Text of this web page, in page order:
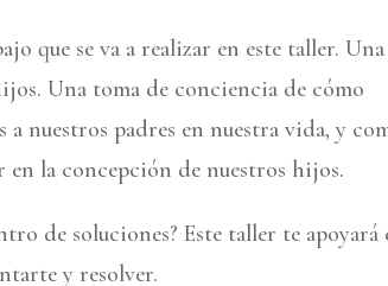
que se va a realizar en este taller. Una
Una toma de conciencia de cómo
nuestros padres en nuestra vida, y
la concepción de nuestros hijos.
de soluciones? Este taller te apoyará
y resolver.